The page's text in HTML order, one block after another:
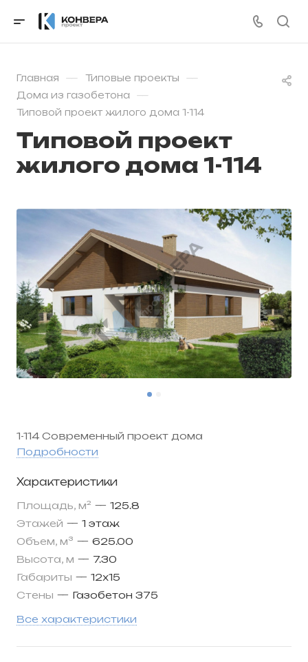
Главная — Типовые проекты —
Дома из газобетона —
Типовой проект жилого дома 1-114
Типовой проект
жилого дома 1-114
1-114 Современный проект дома
Подробности
Характеристики
Площадь, м² — 125.8
Этажей — 1 этаж
Объем, м³ — 625.00
Высота, м — 7.30
Габариты — 12х15
Стены — Газобетон 375
Все характеристики